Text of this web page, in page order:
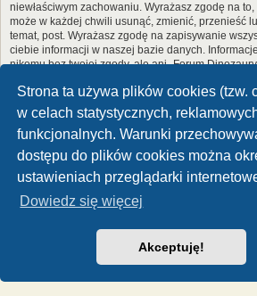
Strona ta używa plików cookies (tzw.
w celach statystycznych,
funkcjonalnych. Warunki
dostępu do plików cookies można
ustawieniach przeglądarki
Dowiedz się więcej
Akceptuję!
niewłaściwym zachowaniu. Wyrażasz zgodę na to,
może w każdej chwili usunąć, zmienić, przenieść
temat, post. Wyrażasz zgodę na zapisywanie
ciebie informacji w naszej bazie danych.
nikomu bez twojej zgody, ale ani „Forum
ponosi odpowiedzialności za włamania do
dojść do kradzieży danych.
Forum Dinozaury.com Strona główna
Dinozaury.com© 2006-
Polski pakiet językowy dostarcza